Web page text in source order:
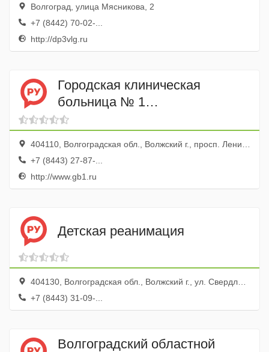
Волгоград, улица Мясникова, 2
+7 (8442) 70-02-...
http://dp3vlg.ru
Городская клиническая
больница № 1
Нефрологическое отделение
404110, Волгоградская обл., Волжский г., просп. Ленина, 137
+7 (8443) 27-87-...
http://www.gb1.ru
Детская реанимация
404130, Волгоградская обл., Волжский г., ул. Свердлова, 38
+7 (8443) 31-09-...
Волгоградский областной